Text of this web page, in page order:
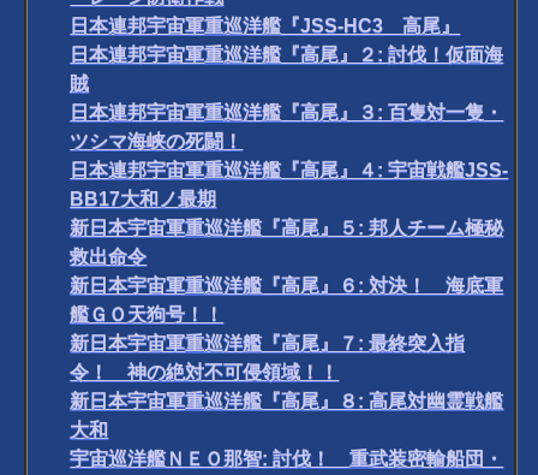
日本連邦宇宙軍重巡洋艦『JSS-HC3 高尾』
日本連邦宇宙軍重巡洋艦『高尾』２: 討伐！仮面海
賊
日本連邦宇宙軍重巡洋艦『高尾』３: 百隻対一隻・
ツシマ海峡の死闘！
日本連邦宇宙軍重巡洋艦『高尾』４: 宇宙戦艦JSS-
BB17大和ノ最期
新日本宇宙軍重巡洋艦『高尾』５: 邦人チーム極秘
救出命令
新日本宇宙軍重巡洋艦『高尾』６: 対決！ 海底軍
艦ＧＯ天狗号！！
新日本宇宙軍重巡洋艦『高尾』７: 最終突入指
令！ 神の絶対不可侵領域！！
新日本宇宙軍重巡洋艦『高尾』８: 高尾対幽霊戦艦
大和
宇宙巡洋艦ＮＥＯ那智: 討伐！ 重武装密輸船団・